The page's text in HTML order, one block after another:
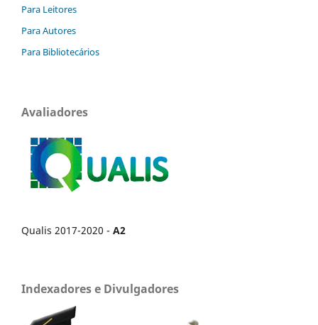
Para Leitores
Para Autores
Para Bibliotecários
Avaliadores
Qualis 2017-2020 - A2
Indexadores e Divulgadores